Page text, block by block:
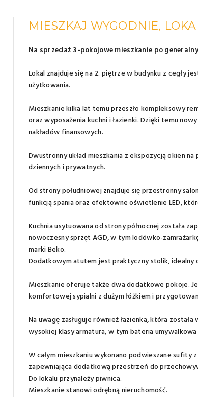
MIESZKAJ WYGODNIE,
Na sprzedaż 3-pokojowe mieszkanie po
Lokal znajduje się na 2. piętrze w budynku z cegły
użytkowania.
Mieszkanie kilka lat temu przeszło kompleksowy
oraz wyposażenia kuchni i łazienki. Dzięki temu
nakładów finansowych.
Dwustronny układ mieszkania z ekspozycją okien
dziennych i prywatnych.
Od strony południowej znajduje się przestronny
funkcją spania oraz efektowne oświetlenie LED,
Kuchnia usytuowana od strony północnej została
nowoczesny sprzęt AGD, w tym lodówko-
marki Beko.
Dodatkowym atutem jest praktyczny stolik, idealny
Mieszkanie oferuje także dwa dodatkowe pokoje.
komfortowej sypialni z dużym łóżkiem i
Na uwagę zasługuje również łazienka, która
wysokiej klasy armatura, w tym bateria
W całym mieszkaniu wykonano podwieszane sufity
zapewniająca dodatkową przestrzeń do
Do lokalu przynależy piwnica.
Mieszkanie stanowi odrębną nieruchomość.